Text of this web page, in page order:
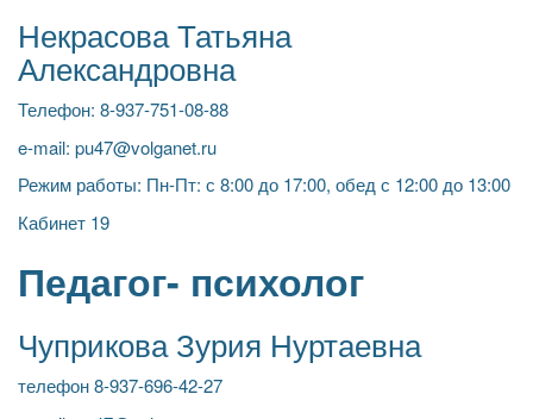
Некрасова Татьяна
Александровна
Телефон: 8-937-751-08-88
e-mail: pu47@volganet.ru
Режим работы: Пн-Пт: с 8:00 до 17:00, обед с 12:00 до 13:00
Кабинет 19
Педагог- психолог
Чуприкова Зурия Нуртаевна
телефон 8-937-696-42-27